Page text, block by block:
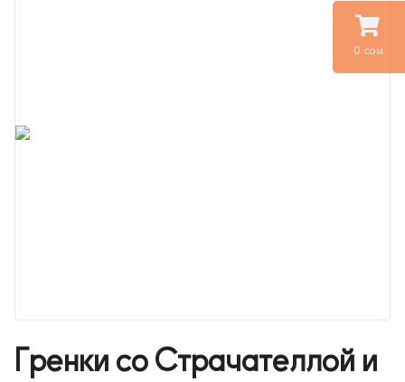
0 сом.
Гренки со Страчателлой и